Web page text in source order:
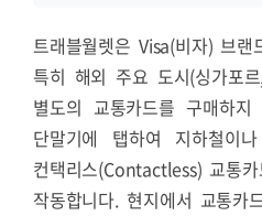
트래블월렛은 Visa(비자) 브
특히 해외 주요 도시(싱가포
별도의 교통카드를 구매하
단말기에 탭하여 지하철이
컨택리스(Contactless) 교통
작동합니다. 현지에서 교통